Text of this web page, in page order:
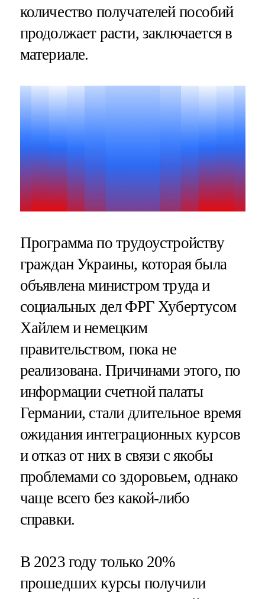
количество получателей пособий
продолжает расти, заключается в
материале.
Программа по трудоустройству
граждан Украины, которая была
объявлена министром труда и
социальных дел ФРГ Хубертусом
Хайлем и немецким
правительством, пока не
реализована. Причинами этого, по
информации счетной палаты
Германии, стали длительное время
ожидания интеграционных курсов
и отказ от них в связи с якобы
проблемами со здоровьем, однако
чаще всего без какой-либо
справки.
В 2023 году только 20%
прошедших курсы получили